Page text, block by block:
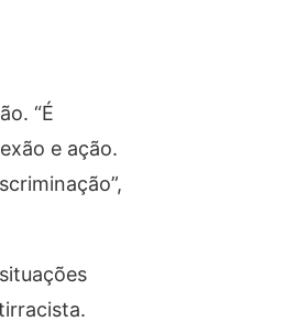
“É
e ação.